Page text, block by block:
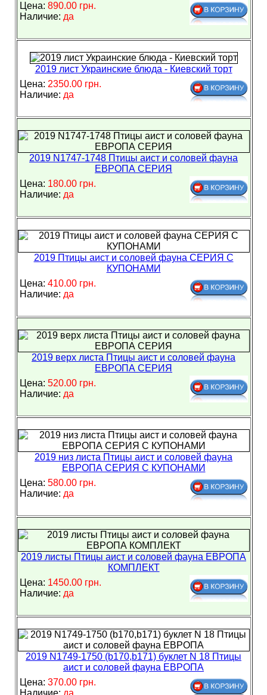
Цена: 890.00 грн.
Наличие: да
2019 лист Украинские блюда - Киевский торт
Цена: 2350.00 грн.
Наличие: да
2019 N1747-1748 Птицы аист и соловей фауна
ЕВРОПА СЕРИЯ
Цена: 180.00 грн.
Наличие: да
2019 Птицы аист и соловей фауна СЕРИЯ С
КУПОНАМИ
Цена: 410.00 грн.
Наличие: да
2019 верх листа Птицы аист и соловей фауна
ЕВРОПА СЕРИЯ
Цена: 520.00 грн.
Наличие: да
2019 низ листа Птицы аист и соловей фауна
ЕВРОПА СЕРИЯ С КУПОНАМИ
Цена: 580.00 грн.
Наличие: да
2019 листы Птицы аист и соловей фауна ЕВРОПА
КОМПЛЕКТ
Цена: 1450.00 грн.
Наличие: да
2019 N1749-1750 (b170,b171) буклет N 18 Птицы
аист и соловей фауна ЕВРОПА
Цена: 370.00 грн.